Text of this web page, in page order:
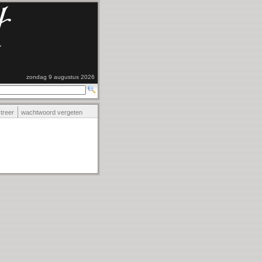
zondag 9 augustus 2026
wachtwoord vergeten